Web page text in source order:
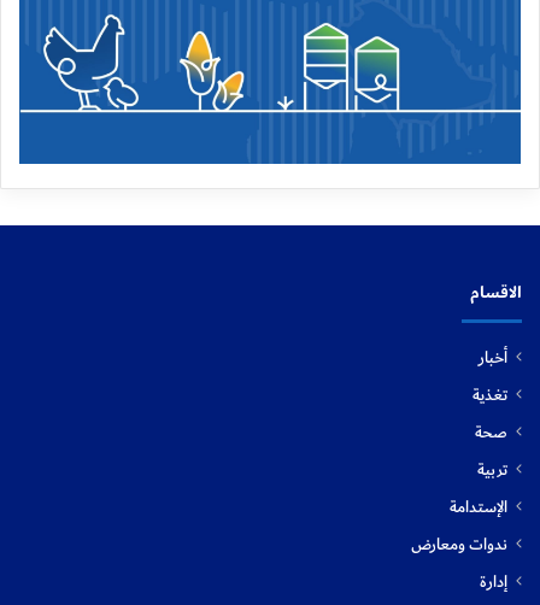
الاقسام
أخبار
تغذية
صحة
تربية
الإستدامة
ندوات ومعارض
إدارة